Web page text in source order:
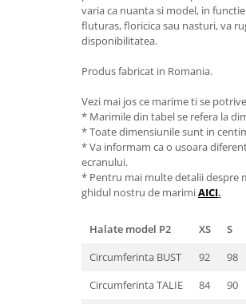
varia ca nuanta si model, in
fluturas, floricica sau nasturi, va
disponibilitatea.
Produs fabricat in Romania.
Vezi mai jos ce marime ti se
* Marimile din tabel se refera la
* Toate dimensiunile sunt in
* Va informam ca o usoara
ecranului.
* Pentru mai multe detalii despre
ghidul nostru de marimiAICI.
Halate model P2 XS S
Circumferinta BUST
92 98
Circumferinta TALIE
84 90